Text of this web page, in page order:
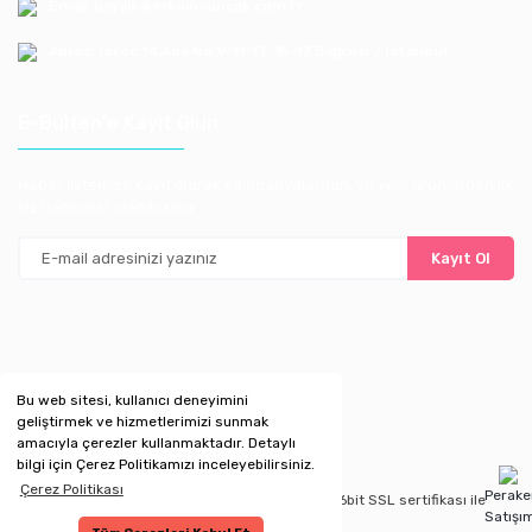
Bu web sitesi, kullanıcı deneyimini
geliştirmek ve hizmetlerimizi sunmak
amacıyla çerezler kullanmaktadır. Detaylı
bilgi için Çerez Politikamızı inceleyebilirsiniz.
Çerez Politikası
Kayıt Ol
Copyright 2020 © Kredi kartı bilgileriniz 256bit SSL sertifikası ile
korunmaktadır.